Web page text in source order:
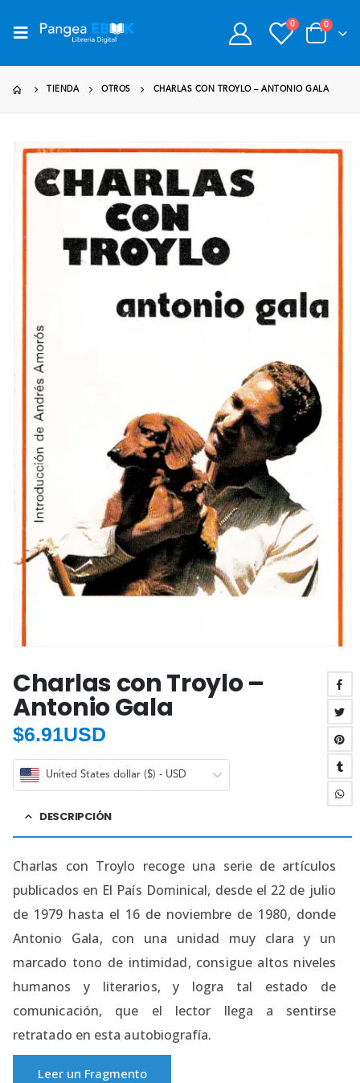
0 0
TIENDA OTROS CHARLAS CON TROYLO – ANTONIO GALA
Charlas con Troylo –
Antonio Gala
$6.91USD
United States dollar ($) - USD
DESCRIPCIÓN
Charlas con Troylo recoge una serie de artículos
publicados en El País Dominical, desde el 22 de julio
de 1979 hasta el 16 de noviembre de 1980, donde
Antonio Gala, con una unidad muy clara y un
marcado tono de intimidad, consigue altos niveles
humanos y literarios, y logra tal estado de
comunicación, que el lector llega a sentirse
retratado en esta autobiografía.
Leer un Fragmento